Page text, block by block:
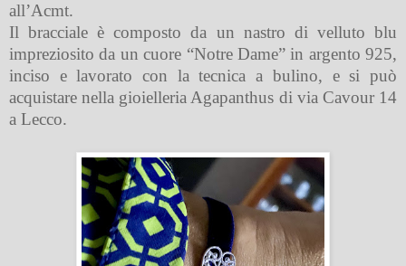
all’Acmt.
Il bracciale è composto da un nastro di velluto blu
impreziosito da un cuore “Notre Dame” in argento 925,
inciso e lavorato con la tecnica a bulino, e si può
acquistare nella gioielleria Agapanthus di via Cavour 14
a Lecco.